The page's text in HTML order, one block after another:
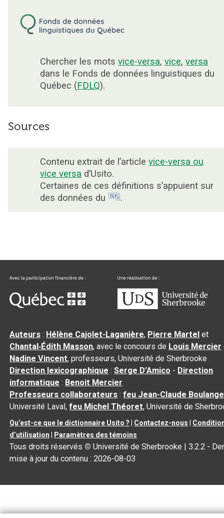
Chercher les mots vice-versa, vice, versa
dans le Fonds de données linguistiques du
Québec (FDLQ).
Sources
Contenu extrait de l’article vice-versa ou
vice versa d’Usito.
Certaines de ces définitions s’appuient sur
des données du
.
Auteurs : Hélène Cajolet-Laganière, Pierre Martel et
Chantal‑Édith Masson, avec le concours de Louis Mercier
Nadine Vincent, professeurs, Université de Sherbrooke
Direction lexicographique :Serge D’Amico - Direction
informatique : Benoit Mercier
Professeurs collaborateurs :feu Jean-Claude
Université Laval,feu Michel Théoret, Université de
Qu’est-ce que le dictionnaire Usito ? Contactez-nous
d’utilisation
Paramètres des témoins
Tous droits réservés © Université de Sherbrooke |3.2.2 -
mise à jour du contenu :2026-08-03